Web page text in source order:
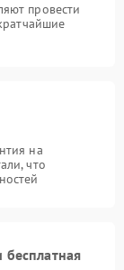
провести
на
что